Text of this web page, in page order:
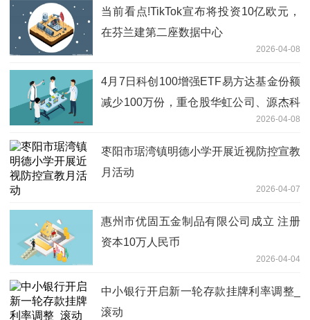
当前看点!TikTok宣布将投资10亿欧元，
在芬兰建第二座数据中心
2026-04-08
4月7日科创100增强ETF易方达基金份额
减少100万份，重仓股华虹公司、源杰科
2026-04-08
枣阳市琚湾镇明德小学开展近视防控宣教
月活动
2026-04-07
惠州市优固五金制品有限公司成立 注册
资本10万人民币
2026-04-04
中小银行开启新一轮存款挂牌利率调整_
滚动